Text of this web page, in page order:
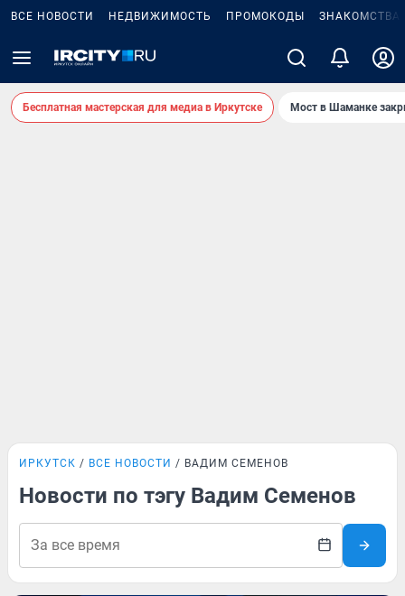
ВСЕ НОВОСТИ НЕДВИЖИМОСТЬ ПРОМОКОДЫ ЗНАКОМСТВА
Бесплатная мастерская для медиа в Иркутске Мост в Шаманке
ИРКУТСК ВСЕ НОВОСТИ ВАДИМ СЕМЕНОВ
Новости по тэгу Вадим Семенов